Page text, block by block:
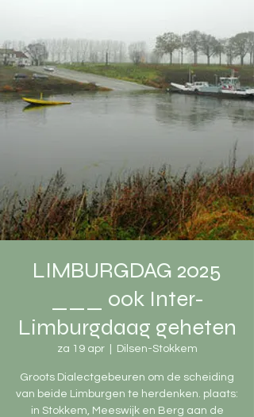
LIMBURGDAG 2025
___ ook Inter-
Limburgdaag geheten
za 19 apr
  |
Dilsen-Stokkem
Groots Dialectgebeuren om de scheiding
van beide Limburgen te herdenken. plaats:
in Stokkem, Meeswijk en Berg aan de